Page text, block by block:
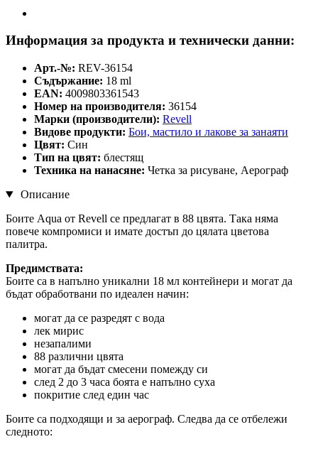
Информация за продукта и технически данни:
Арт.-№: REV-36154
Съдържание: 18 ml
EAN: 4009803361543
Номер на производителя: 36154
Марки (производители): Revell
Видове продукти: Бои, мастилo и лакове за занаяти
Цвят: Син
Тип на цвят: блестящ
Техника на нанасяне: Четка за рисуване, Аерограф
Описание
Боите Aqua от Revell се предлагат в 88 цвята. Така няма
повече компромиси и имате достъп до цялата цветова
палитра.
Предимствата:
Боите са в напълно уникални 18 мл контейнери и могат да
бъдат обработвани по идеален начин:
могат да се разредят с вода
лек мирис
незапалими
88 различни цвята
могат да бъдат смесени помежду си
след 2 до 3 часа боята е напълно суха
покритие след един час
Боите са подходящи и за аерограф. Следва да се отбележи
следното: